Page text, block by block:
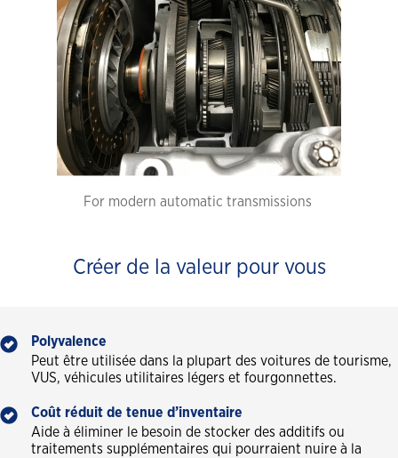
For modern automatic transmissions
Créer de la valeur pour vous
Polyvalence
Peut être utilisée dans la plupart des voitures de tourisme,
VUS, véhicules utilitaires légers et fourgonnettes.
Coût réduit de tenue d’inventaire
Aide à éliminer le besoin de stocker des additifs ou
traitements supplémentaires qui pourraient nuire à la